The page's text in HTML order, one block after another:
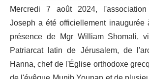
Mercredi 7 août 2024,
Joseph a été officiellement
présence de Mgr William Shomali,
Patriarcat latin de Jérusalem, de
Hanna, chef de l'Église orthodoxe